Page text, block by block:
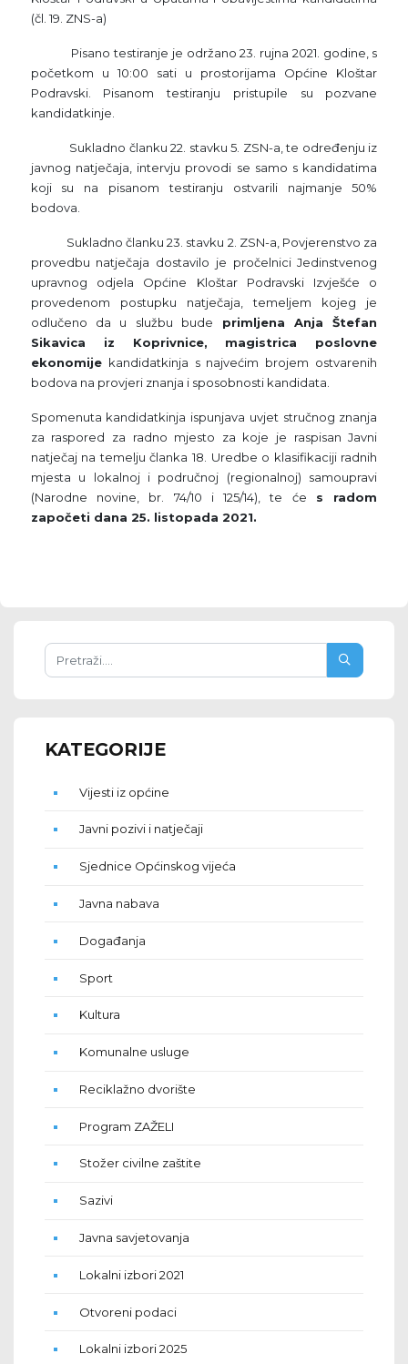
(čl. 19. ZNS-a)
Pisano testiranje je održano 23. rujna 2021. godine, s
početkom u 10:00 sati u prostorijama Općine Kloštar
Podravski. Pisanom testiranju pristupile su pozvane
kandidatkinje.
Sukladno članku 22. stavku 5. ZSN-a, te određenju iz
javnog natječaja, intervju provodi se samo s kandidatima
koji su na pisanom testiranju ostvarili najmanje 50%
bodova.
Sukladno članku 23. stavku 2. ZSN-a, Povjerenstvo za
provedbu natječaja dostavilo je pročelnici Jedinstvenog
upravnog odjela Općine Kloštar Podravski Izvješće o
provedenom postupku natječaja, temeljem kojeg je
odlučeno da u službu bude primljena Anja Štefan
Sikavica iz Koprivnice, magistrica poslovne
ekonomijekandidatkinja s najvećim brojem ostvarenih
bodova na provjeri znanja i sposobnosti kandidata.
Spomenuta kandidatkinja ispunjava uvjet stručnog znanja
za raspored za radno mjesto za koje je raspisan Javni
natječaj na temelju članka 18. Uredbe o klasifikaciji radnih
mjesta u lokalnoj i područnoj (regionalnoj) samoupravi
(Narodne novine, br. 74/10 i 125/14), te će s radom
započeti dana 25. listopada 2021.
KATEGORIJE
Vijesti iz općine
Javni pozivi i natječaji
Sjednice Općinskog vijeća
Javna nabava
Događanja
Sport
Kultura
Komunalne usluge
Reciklažno dvorište
Program ZAŽELI
Stožer civilne zaštite
Sazivi
Javna savjetovanja
Lokalni izbori 2021
Otvoreni podaci
Lokalni izbori 2025